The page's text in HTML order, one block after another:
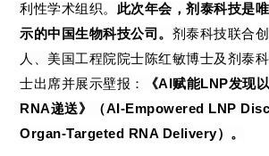
利性学术组织。 此次年会，剂泰科技是
示的中国生物科技公司。 剂泰科技联合
人、美国工程院院士陈红敏博士及剂泰
士出席并展示壁报：
《AI赋能LNP发现
RNA递送》（AI-Empowered LNP
Organ-Targeted RNA Delivery）。